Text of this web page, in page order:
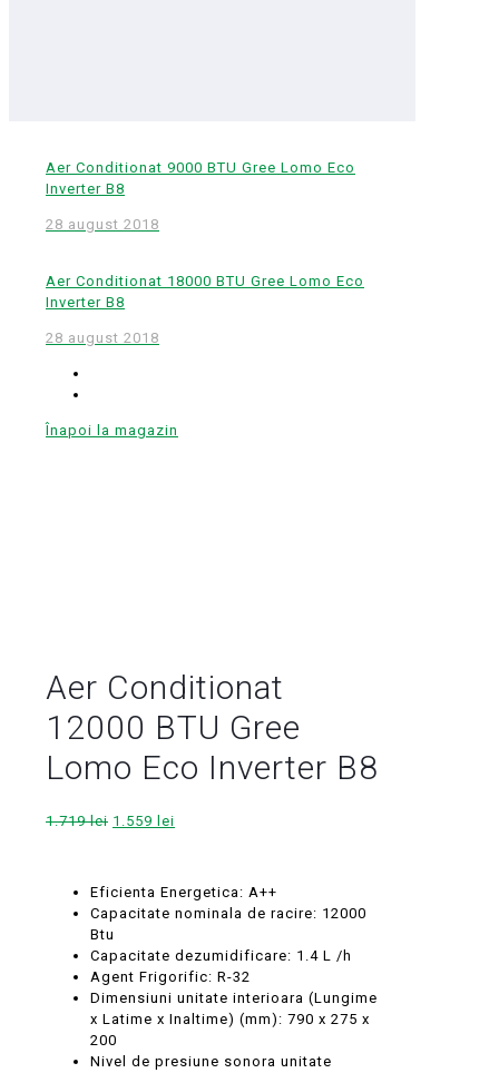
Aer Conditionat 9000 BTU Gree Lomo Eco
Inverter B8
28 august 2018
Aer Conditionat 18000 BTU Gree Lomo Eco
Inverter B8
28 august 2018
Înapoi la magazin
Aer Conditionat
12000 BTU Gree
Lomo Eco Inverter B8
1.719lei Prețul
fost:
1.719 lei.
1.559 lei
1.559 lei.
Eficienta Energetica: A++
Capacitate nominala de racire: 12000
Btu
Capacitate dezumidificare: 1.4 L /h
Agent Frigorific: R-32
Dimensiuni unitate interioara (Lungime
x Latime x Inaltime) (mm): 790 x 275 x
200
Nivel de presiune sonora unitate